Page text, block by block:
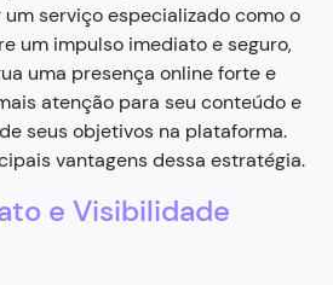
serviço especializado como o
um impulso imediato e seguro,
uma presença online forte e
atenção para seu conteúdo e
seus objetivos na plataforma.
vantagens dessa estratégia.
e Visibilidade